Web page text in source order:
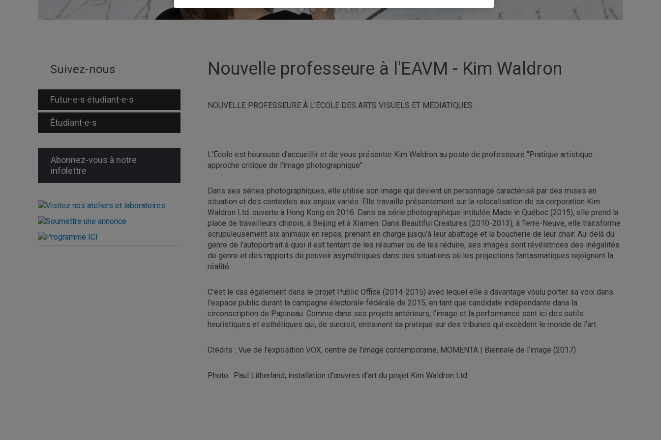
Suivez-nous
Futur⸱e⸱s étudiant⸱e⸱s
Étudiant⸱e⸱s
Abonnez-vous à notre
infolettre
Nouvelle professeure à l'EAVM - Kim Waldron
NOUVELLE PROFESSEURE À L'ÉCOLE DES ARTS VISUELS ET MÉDIATIQUES
L'École est heureuse d'accueillir et de vous présenter Kim Waldron au poste de professeure "Pratique artistique :
approche critique de l’image photographique"
Dans ses séries photographiques, elle utilise son image qui devient un personnage caractérisé par des mises en
situation et des contextes aux enjeux variés. Elle travaille présentement sur la relocalisation de sa corporation Kim
Waldron Ltd. ouverte à Hong Kong en 2016. Dans sa série photographique intitulée Made in Québec (2015), elle prend la
place de travailleurs chinois, à Beijing et à Xiamen. Dans Beautiful Creatures (2010-2013), à Terre-Neuve, elle transforme
scrupuleusement six animaux en repas, prenant en charge jusqu’à leur abattage et la boucherie de leur chair. Au-delà du
genre de l’autoportrait à quoi il est tentant de les résumer ou de les réduire, ses images sont révélatrices des inégalités
de genre et des rapports de pouvoir asymétriques dans des situations où les projections fantasmatiques rejoignent la
réalité.
C’est le cas également dans le projet Public Office (2014-2015) avec lequel elle a davantage voulu porter sa voix dans
l’espace public durant la campagne électorale fédérale de 2015, en tant que candidate indépendante dans la
circonscription de Papineau. Comme dans ses projets antérieurs, l’image et la performance sont ici des outils
heuristiques et esthétiques qui, de surcroit, entrainent sa pratique sur des tribunes qui excèdent le monde de l’art.
Crédits : Vue de l’exposition VOX, centre de l’image contemporaine, MOMENTA | Biennale de l’image (2017)
Photo : Paul Litherland, installation d’œuvres d’art du projet Kim Waldron Ltd.